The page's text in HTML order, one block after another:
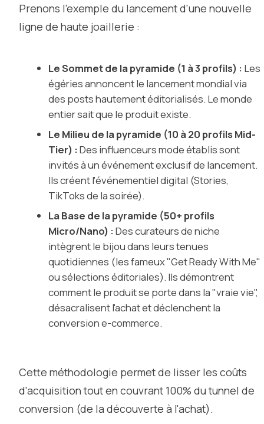
Prenons l'exemple du lancement d'une nouvelle
ligne de haute joaillerie :
Le Sommet de la pyramide (1 à 3 profils) : Les
égéries annoncent le lancement mondial via
des posts hautement éditorialisés. Le monde
entier sait que le produit existe.
Le Milieu de la pyramide (10 à 20 profils Mid-
Tier) :Des influenceurs mode établis sont
invités à un événement exclusif de lancement.
Ils créent l'événementiel digital (Stories,
TikToks de la soirée).
La Base de la pyramide (50+ profils
Micro/Nano) :Des curateurs de niche
intègrent le bijou dans leurs tenues
quotidiennes (les fameux "Get Ready With Me"
ou sélections éditoriales). Ils démontrent
comment le produit se porte dans la "vraie vie",
désacralisent l'achat et déclenchent la
conversion e-commerce.
Cette méthodologie permet de lisser les coûts
d'acquisition tout en couvrant 100% du tunnel de
conversion (de la découverte à l'achat).